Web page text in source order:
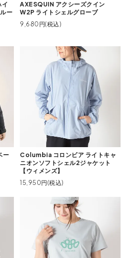
ー
AXESQUIN アクシーズクイン
W2P ライトシェルグローブ
9,680円(税込)
ー
Columbia コロンビア ライトキャ
ニオンソフトシェル2ジャケット
【ウィメンズ】
15,950円(税込)